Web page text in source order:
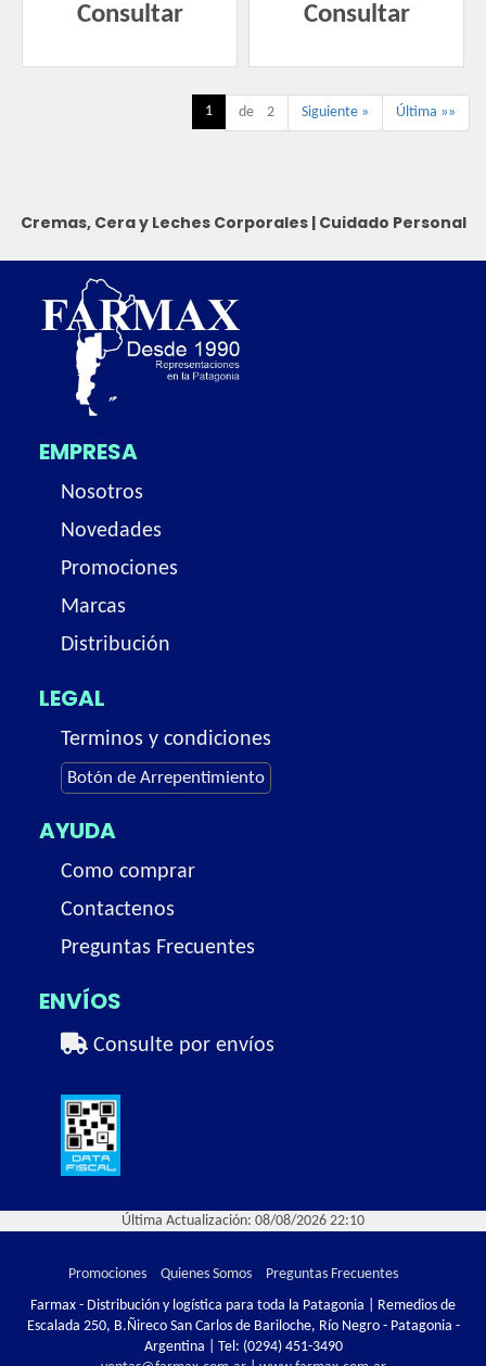
Consultar Consultar
1 de 2 Siguiente » Última »»
Cremas, Cera y Leches Corporales| Cuidado Personal
EMPRESA
Nosotros
Novedades
Promociones
Marcas
Distribución
LEGAL
Terminos y condiciones
Botón de Arrepentimiento
AYUDA
Como comprar
Contactenos
Preguntas Frecuentes
ENVÍOS
Consulte por envíos
Última Actualización: 08/08/2026 22:10
Promociones Quienes Somos
Preguntas Frecuentes
Farmax - Distribución y logística para toda la Patagonia | Remedios de
Escalada 250, B.Ñireco San Carlos de Bariloche, Río Negro - Patagonia -
Argentina | Tel: (0294) 451-3490